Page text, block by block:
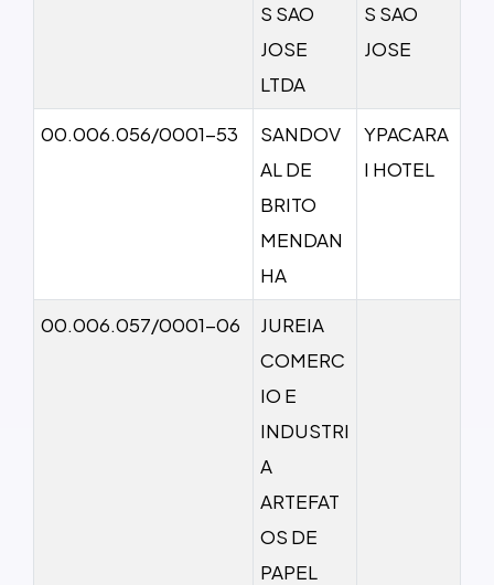
S SAO
JOSE
LTDA
S SAO
JOSE
00.006.056/0001-53
SANDOV
AL DE
BRITO
MENDAN
HA
YPACARA
I HOTEL
00.006.057/0001-06
JUREIA
COMERC
IO E
INDUSTRI
A
ARTEFAT
OS DE
PAPEL